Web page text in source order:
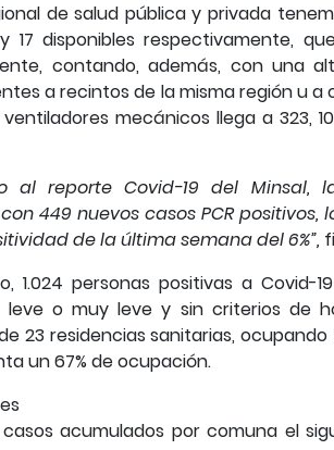
de salud pública y privada
17 disponibles respectivamente,
contando, además, con una
a recintos de la misma región u a
mecánicos llega a 323,
al reporte Covid-19 del Minsal,
449 nuevos casos PCR
de la última semana del 6%”,
1.024 personas positivas a
leve o muy leve y sin criterios de
23 residencias sanitarias, ocupando
un 67% de ocupación.
acumulados por comuna el